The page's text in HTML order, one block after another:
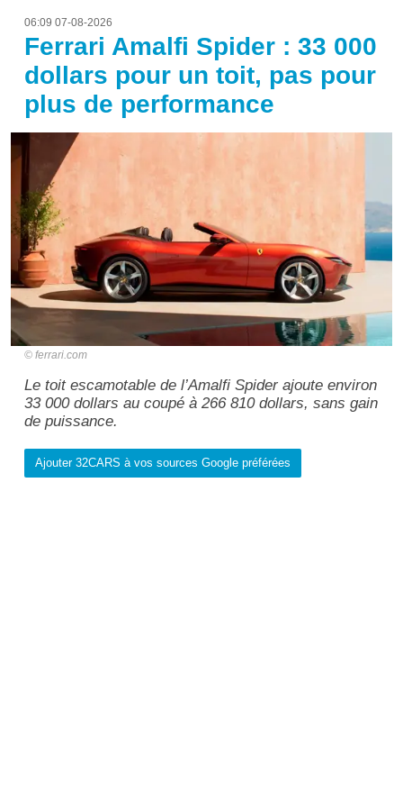
06:09 07-08-2026
Ferrari Amalfi Spider : 33 000
dollars pour un toit, pas pour
plus de performance
ferrari.com
Le toit escamotable de l’Amalfi Spider ajoute environ
33 000 dollars au coupé à 266 810 dollars, sans gain
de puissance.
Ajouter 32CARS à vos sources Google préférées